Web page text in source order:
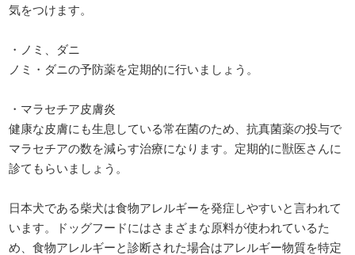
気をつけます。
・ノミ、ダニ
ノミ・ダニの予防薬を定期的に行いましょう。
・マラセチア皮膚炎
健康な皮膚にも生息している常在菌のため、抗真菌薬の投与で
マラセチアの数を減らす治療になります。定期的に獣医さんに
診てもらいましょう。
日本犬である柴犬は食物アレルギーを発症しやすいと言われて
います。ドッグフードにはさまざまな原料が使われているた
め、食物アレルギーと診断された場合はアレルギー物質を特定